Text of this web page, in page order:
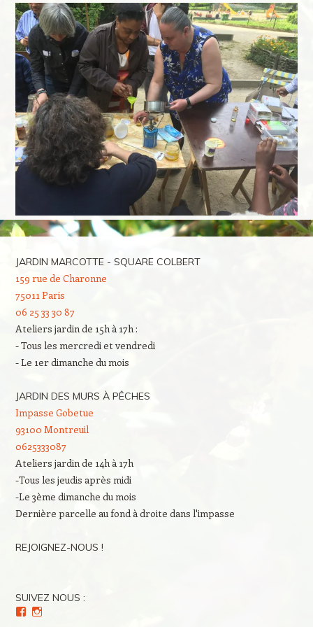
JARDIN MARCOTTE - SQUARE COLBERT
159 rue de Charonne
75011 Paris
06 25 33 30 87
Ateliers jardin de 15h à 17h :
- Tous les mercredi et vendredi
- Le 1er dimanche du mois
JARDIN DES MURS À PÊCHES
Impasse Gobetue
93100 Montreuil
0625333087
Ateliers jardin de 14h à 17h
-Tous les jeudis après midi
-Le 3ème dimanche du mois
Dernière parcelle au fond à droite dans l'impasse
REJOIGNEZ-NOUS !
SUIVEZ NOUS :
VoirVoir